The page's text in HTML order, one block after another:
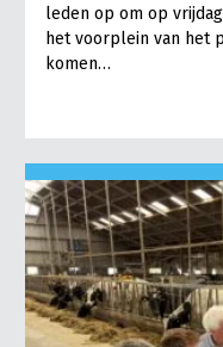
leden op om op
het voorplein van het
komen…